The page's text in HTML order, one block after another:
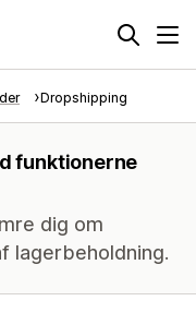
Dropshipping
funktionerne
dig om
lagerbeholdning.